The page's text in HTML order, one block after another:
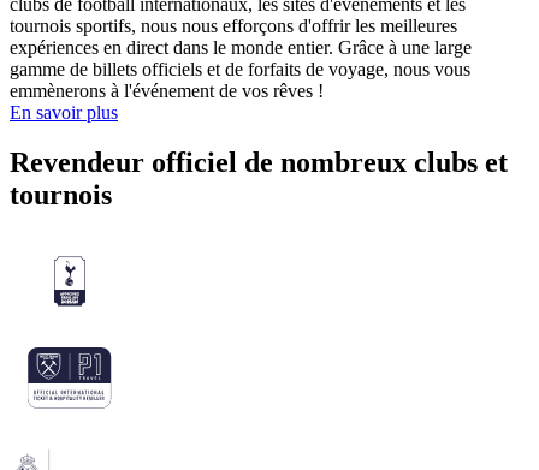
tournois sportifs, nous nous efforçons d'offrir les meilleures
expériences en direct dans le monde entier. Grâce à une large
gamme de billets officiels et de forfaits de voyage, nous vous
emmènerons à l'événement de vos rêves !
En savoir plus
Revendeur officiel de nombreux clubs et
tournois